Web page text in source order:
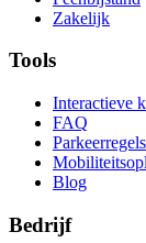
Zakelijk
Tools
Interactieve
FAQ
Parkeerregels
Blog
Bedrijf